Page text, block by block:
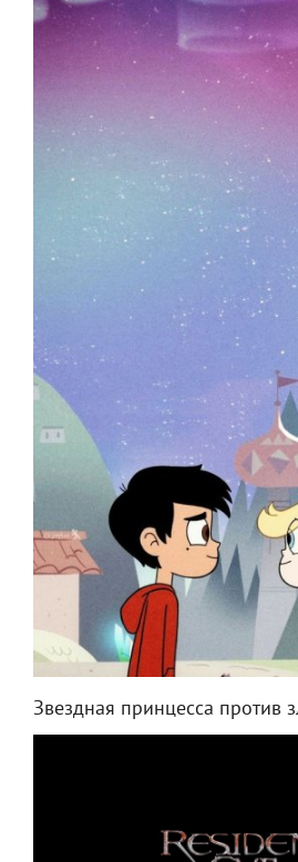
Звездная принцесса против